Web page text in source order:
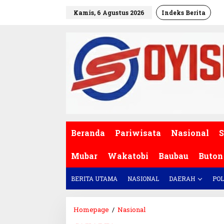
Kamis, 6 Agustus 2026 Indeks Berita
Beranda Pariwisata Nasional
Mubar Wakatobi Baubau Buton
BERITA UTAMA NASIONAL DAERAH
Homepage / Nasional